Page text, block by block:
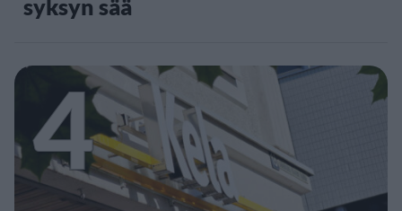
syksyn sää
4